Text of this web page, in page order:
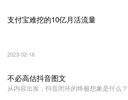
支付宝难挖的10亿月活流量
2023-02-16
不必高估抖音图文
从内容出发，抖音闭环的终极想象是什么？